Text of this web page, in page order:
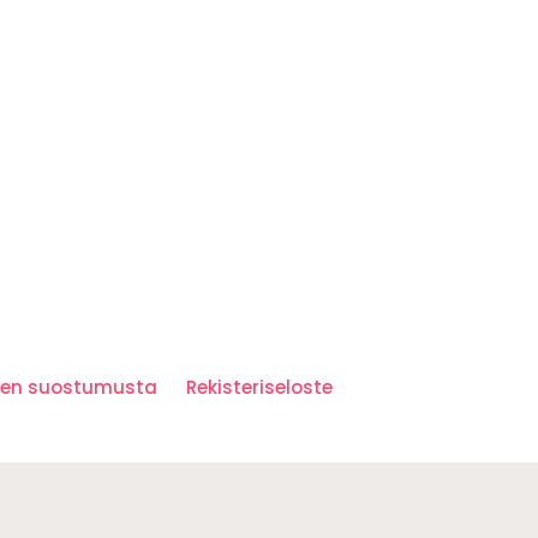
suostumusta Rekisteriseloste